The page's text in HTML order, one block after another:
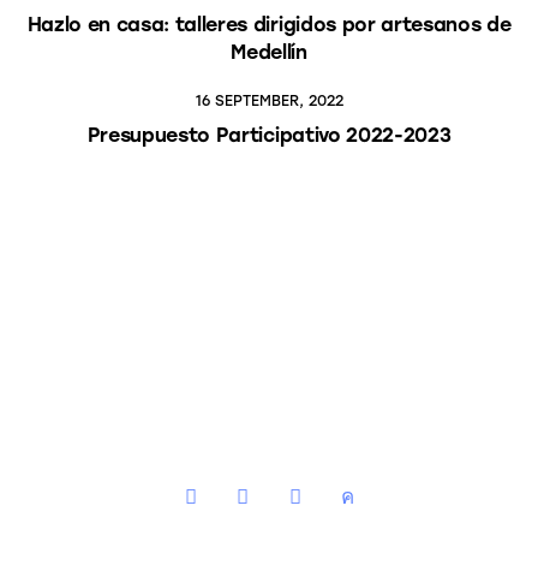
Hazlo en casa: talleres dirigidos por artesanos de
Medellín
16 SEPTEMBER, 2022
Presupuesto Participativo 2022-2023
instagramfacebookyoutube2twitter-